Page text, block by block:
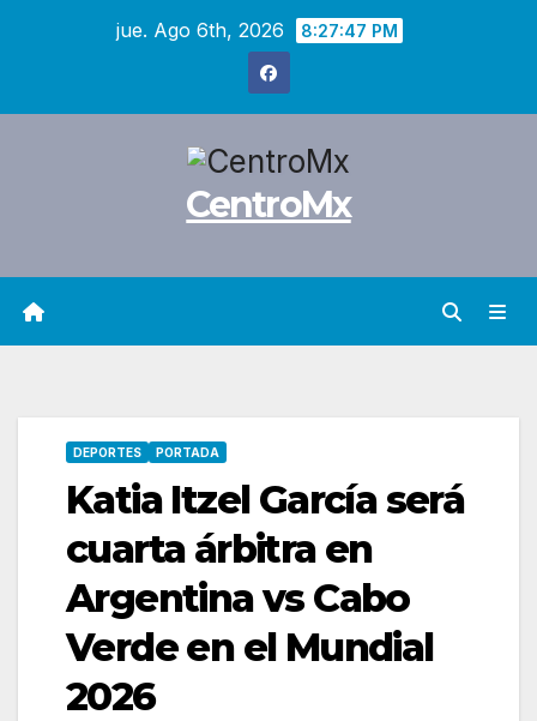
jue. Ago 6th, 2026 8:27:48 PM
CentroMx
DEPORTES PORTADA
Katia Itzel García será
cuarta árbitra en
Argentina vs Cabo
Verde en el Mundial
2026